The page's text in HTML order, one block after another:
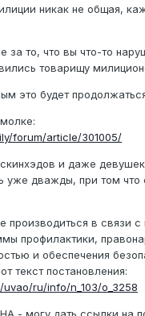
никак не общая,
за то, что вы что-то
товарищу
это будет
forum/article/301005/
и даже
уже дважды, при том что
производиться в связи с
профилактики,
и обеспечения
текст постановления:
ru/info/n_103/o_3258
- могу дать ссылки на